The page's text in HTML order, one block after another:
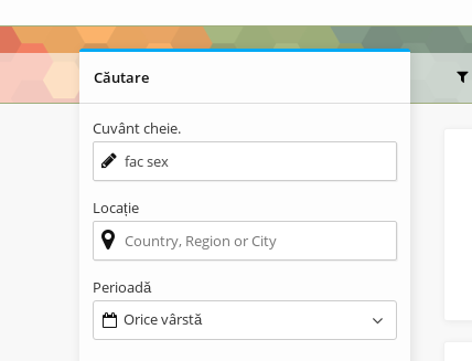
Căutare
Cuvânt cheie.
Locație
Perioadă
Orice vârstă